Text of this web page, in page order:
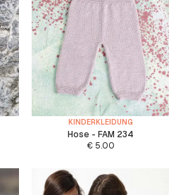
KINDERKLEIDUNG
Hose - FAM 234
€5.00